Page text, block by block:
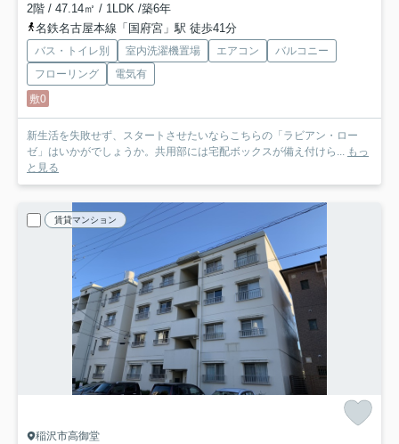
2階 / 47.14㎡ / 1LDK /築6年
名鉄名古屋本線「国府宮」駅 徒歩41分
バス・トイレ別 室内洗濯機置場 エアコン
バルコニー
フローリング
電気有
敷0
新生活を失敗せず、スタートさせたいならこちらの「ラビアン・ロー
ゼ」はいかがでしょうか。共用部には宅配ボックスが備え付けら... もっ
と見る
賃貸マンション
稲沢市高御堂